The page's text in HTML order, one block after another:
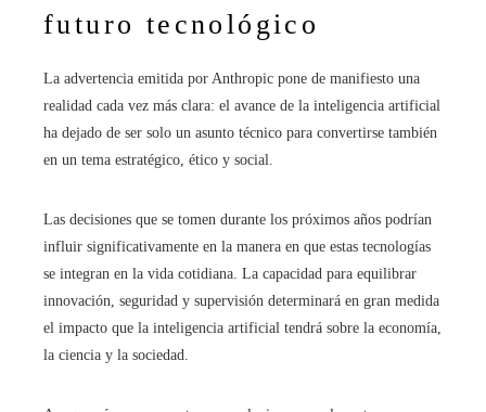
futuro tecnológico
La advertencia emitida por Anthropic pone de manifiesto una
realidad cada vez más clara: el avance de la inteligencia artificial
ha dejado de ser solo un asunto técnico para convertirse también
en un tema estratégico, ético y social.
Las decisiones que se tomen durante los próximos años podrían
influir significativamente en la manera en que estas tecnologías
se integran en la vida cotidiana. La capacidad para equilibrar
innovación, seguridad y supervisión determinará en gran medida
el impacto que la inteligencia artificial tendrá sobre la economía,
la ciencia y la sociedad.